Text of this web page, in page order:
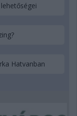
Hatvanban